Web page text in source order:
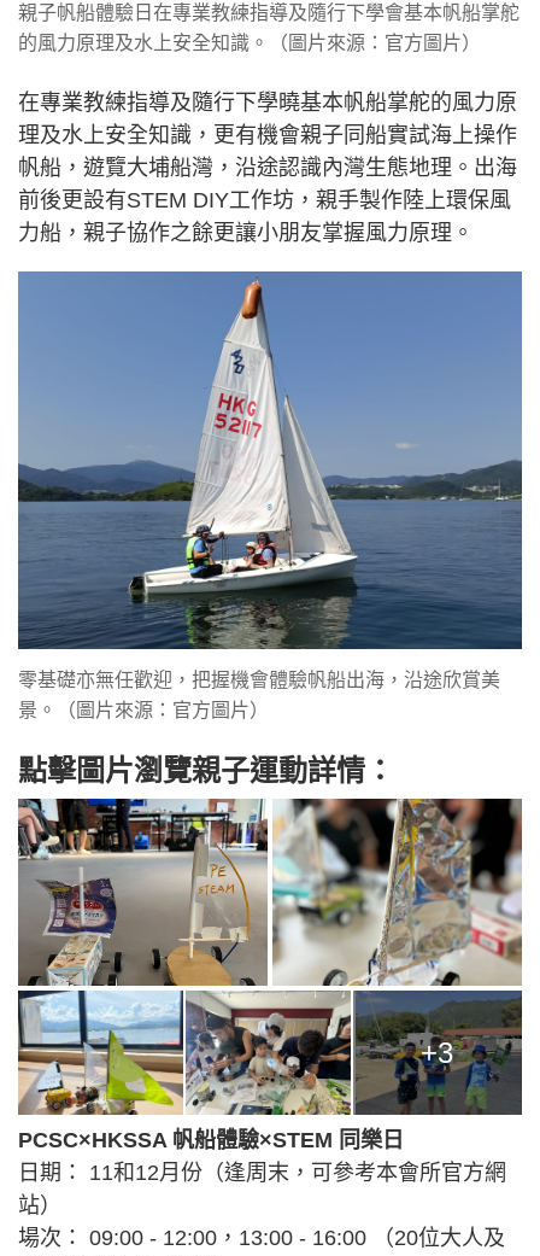
親子帆船體驗日在專業教練指導及隨行下學會基本帆船掌舵
的風力原理及水上安全知識。（圖片來源：官方圖片）
在專業教練指導及隨行下學曉基本帆船掌舵的風力原
理及水上安全知識，更有機會親子同船實試海上操作
帆船，遊覽大埔船灣，沿途認識內灣生態地理。出海
前後更設有STEM DIY工作坊，親手製作陸上環保風
力船，親子協作之餘更讓小朋友掌握風力原理。
零基礎亦無任歡迎，把握機會體驗帆船出海，沿途欣賞美
景。（圖片來源：官方圖片）
點擊圖片瀏覽親子運動詳情：
+3
PCSC×HKSSA 帆船體驗×STEM 同樂日
日期： 11和12月份（逢周末，可參考本會所官方網
站）
場次： 09:00 - 12:00，13:00 - 16:00 （20位大人及